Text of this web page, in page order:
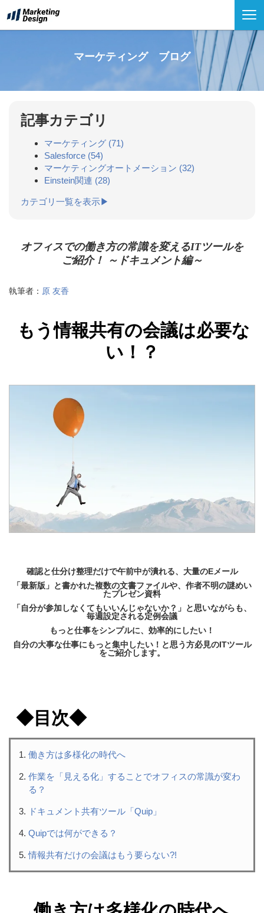
マーケティング ブログ
記事カテゴリ
マーケティング (71)
Salesforce (54)
マーケティングオートメーション (32)
Einstein関連 (28)
カテゴリ一覧を表示▶
オフィスでの働き方の常識を変えるITツールを
ご紹介！ ～ドキュメント編～
執筆者： 原 友香
もう情報共有の会議は必要な
い！？
確認と仕分け整理だけで午前中が潰れる、 大量のEメール
「最新版」と書かれた複数の文書ファイルや、作者不明の謎めい
たプレゼン資料
「自分が参加しなくてもいいんじゃないか？」と思いながらも、
毎週設定される定例会議
もっと仕事をシンプルに、効率的にしたい！
自分の大事な仕事にもっと集中したい！と思う方必見のITツール
をご紹介します。
◆目次◆
働き方は多様化の時代へ
作業を「見える化」することでオフィスの常識が変わ
る？
ドキュメント共有ツール「Quip」
Quipでは何ができる？
情報共有だけの会議はもう要らない?!